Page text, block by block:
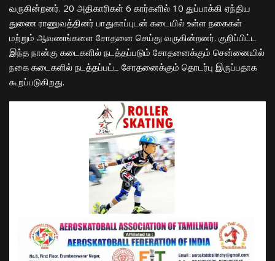
வருகின்றனர். 20 அதிகாரிகள் 6 கார்களில் 10 துப்பாக்கி ஏந்திய
துணை ராணுவத்தினர் பாதுகாப்புடன் கடையில் உள்ள நகைகள்
மற்றும் ஆவணங்களை சோதனை செய்து வருகின்றனர். குறிப்பிட்ட
இந்த நான்கு கடைகளில் நடத்தப்படும் சோதனைக்கும் சென்னையில்
நகை கடைகளில் நடத்தப்பட்ட சோதனைக்கும் தொடர்பு இருப்பதாக
கூறப்படுகிறது.